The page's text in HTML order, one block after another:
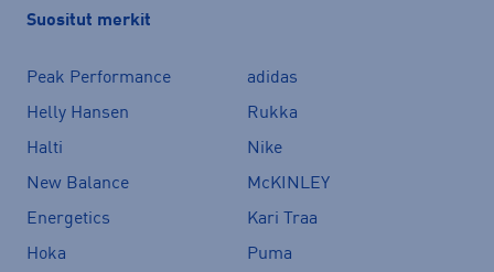
Suositut merkit
Peak Performance
adidas
Helly Hansen
Rukka
Halti
Nike
New Balance
McKINLEY
Energetics
Kari Traa
Hoka
Puma